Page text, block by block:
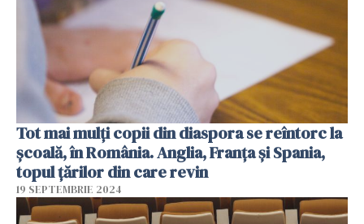
Tot mai mulți copii din diaspora se reîntorc la
școală, în România. Anglia, Franţa şi Spania,
topul țărilor din care revin
19 SEPTEMBRIE 2024